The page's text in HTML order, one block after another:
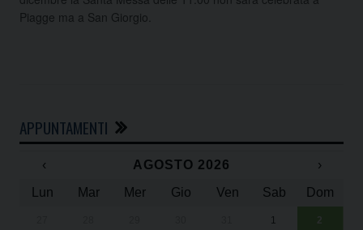
Piagge ma a San Giorgio.
APPUNTAMENTI
‹ AGOSTO 2026
›
Lun
Mar Mer Gio Ven Sab Dom
1 2